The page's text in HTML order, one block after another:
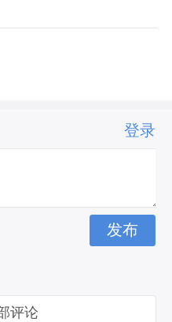
登录
评论